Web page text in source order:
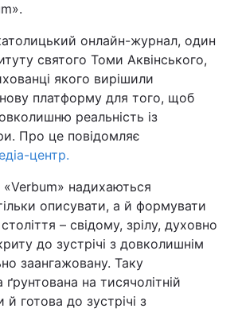
онлайн-журнал, один
святого Томи Аквінського,
якого вирішили
платформу для того, щоб
реальність із
Про це повідомляє
центр.
надихаються
описувати, а й формувати
століття – свідому, зрілу, духовно
до зустрічі з довколишнім
заангажовану. Таку
ґрунтована на тисячолітній
й готова до зустрічі з